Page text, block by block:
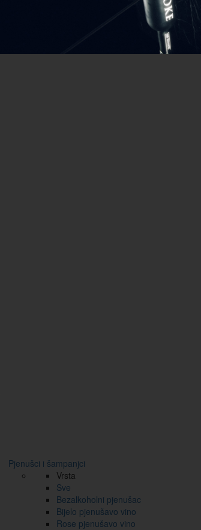
Pjenušci i šampanjci
Vrsta
Sve
Bezalkoholni pjenušac
Bijelo pjenušavo vino
Rose pjenušavo vino